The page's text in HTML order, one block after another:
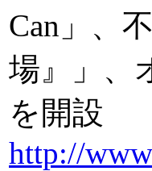
Can」、
場』」、
を開設
http://